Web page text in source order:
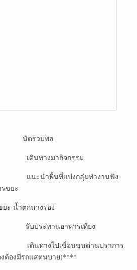
น. นัดรวมพล
. เดินทางมากิจกรรม
. แนะนำพื้นที่แบ่งกลุ่มทำงานฟัง
รขยะ
ะ น้ำตกนางรอง
. รับประทานอาหารเที่ยง
. เดินทางไปเขื่อนขุนด่านปราการ
องมีรถแสตนบาย)****